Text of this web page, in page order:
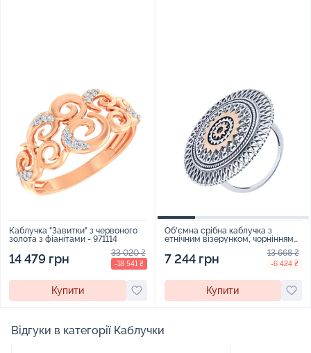
Каблучка "Завитки" з червоного
золота з фіанітами - 971114
14 479 грн 33 020 ₴
-18 541 ₴
Купити
Об'ємна срібна каблучка з
етнічним візерунком, чорнінням
та золотою накладкою - 2117658
7 244 грн 13 668 ₴
-6 424 ₴
Купити
Відгуки в категорії Каблучки